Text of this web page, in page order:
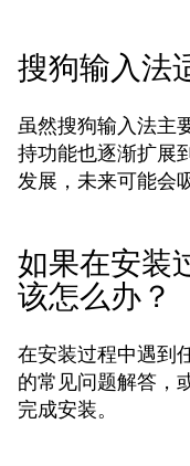
搜狗输入法
虽然搜狗输入法主
持功能也逐渐扩展
发展，未来可能会
如果在安装
该怎么办？
在安装过程中遇到
的常见问题解答，
完成安装。